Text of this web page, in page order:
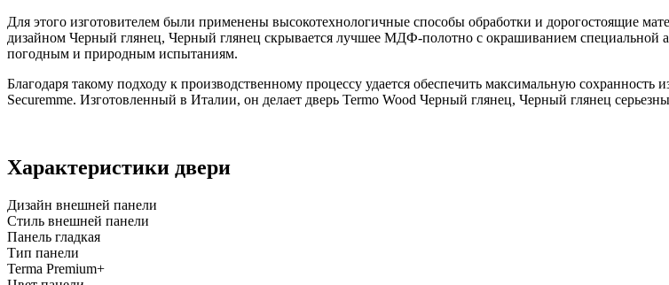
Для этого изготовителем были применены высокотехнологичные способы обработки и дорогостоящие
дизайном Черный глянец, Черный глянец скрывается лучшее МДФ-полотно с окрашиванием
погодным и природным испытаниям.
Благодаря такому подходу к производственному процессу удается обеспечить максимальную сохранность
Securemme. Изготовленный в Италии, он делает дверь Termo Wood Черный глянец, Черный глянец
Характеристики двери
Дизайн внешней панели
Стиль внешней панели
Панель гладкая
Тип панели
Terma Premium+